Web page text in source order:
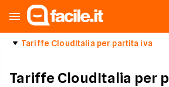
Tariffe CloudItalia per partita iva
Tariffe CloudItalia per